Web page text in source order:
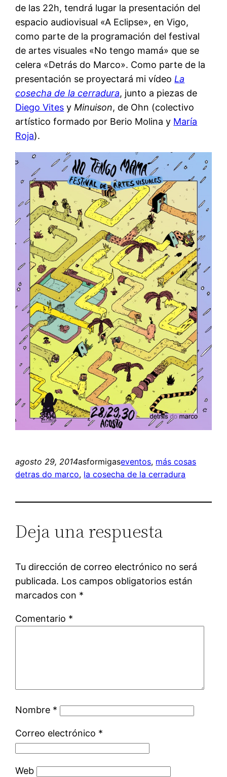
de las 22h, tendrá lugar la presentación del
espacio audiovisual «A Eclipse», en Vigo,
como parte de la programación del festival
de artes visuales «No tengo mamá» que se
celera «Detrás do Marco». Como parte de la
presentación se proyectará mi vídeo La
cosecha de la cerradura, junto a piezas de
Diego Vites y Minuison, de Ohn (colectivo
artístico formado por Berio Molina y María
Roja).
agosto 29, 2014asformigaseventos, más cosas
detras do marco, la cosecha de la cerradura
Deja una respuesta
Tu dirección de correo electrónico no será
publicada. Los campos obligatorios están
marcados con *
Comentario *
Nombre *
Correo electrónico *
Web